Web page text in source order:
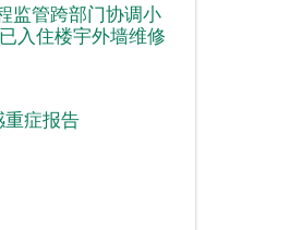
监管跨部门协调小
入住楼宇外墙维修
症报告